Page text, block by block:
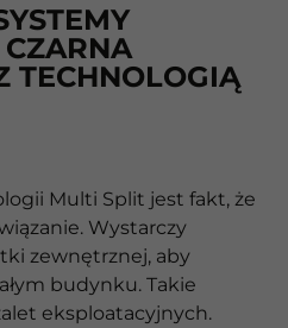
TECHNOLOGIĄ
Multi Split jest fakt, że
Wystarczy
zewnętrznej, aby
budynku. Takie
eksploatacyjnych.